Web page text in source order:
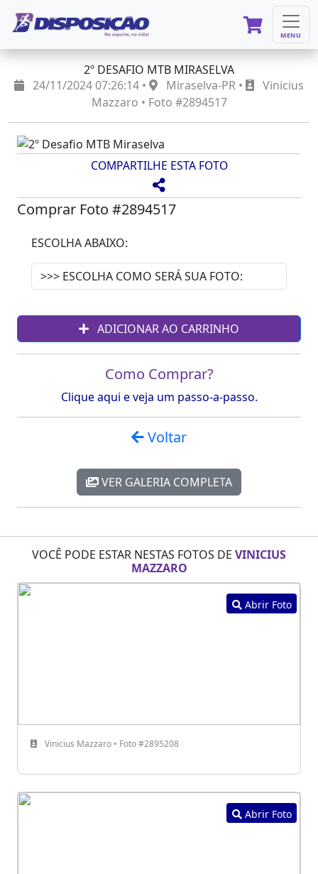
MENU
2º DESAFIO MTB MIRASELVA
24/11/2024 07:26:14 •
Miraselva-PR •
Vinicius
Mazzaro • Foto #2894517
COMPARTILHE ESTA FOTO
Comprar Foto #2894517
ESCOLHA ABAIXO:
ADICIONAR AO CARRINHO
Como Comprar?
Clique aqui e veja um passo-a-passo.
Voltar
VER GALERIA COMPLETA
VOCÊ PODE ESTAR NESTAS FOTOS DE VINICIUS
MAZZARO
Abrir Foto
Vinicius Mazzaro • Foto #2895208
Abrir Foto